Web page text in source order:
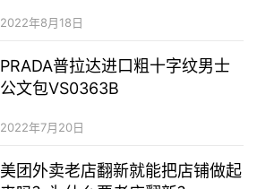
2022年8月18日
PRADA普拉达进口粗十字纹男士
公文包VS0363B
2022年7月20日
美团外卖老店翻新就能把店铺做起